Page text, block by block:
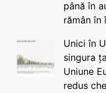
până în
rămân în
Unici în
singura
Uniune
redus